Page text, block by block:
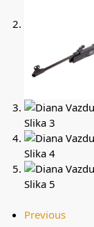
Previous